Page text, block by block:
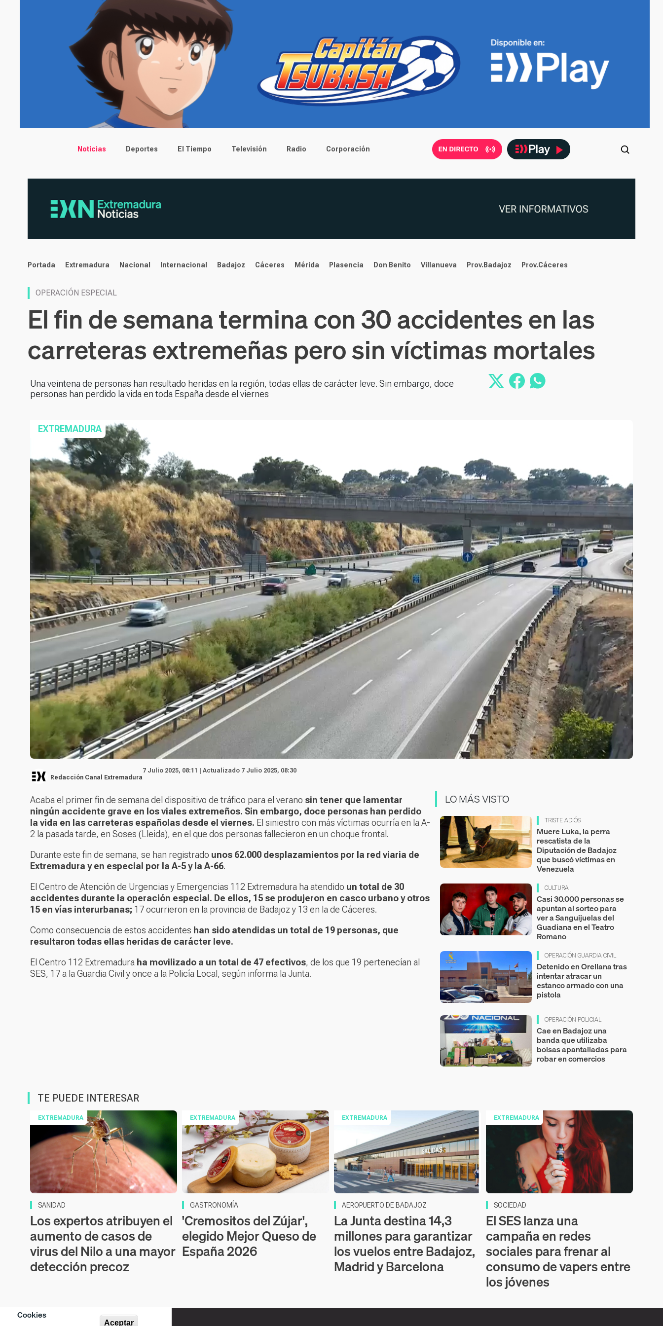
Cookies
Aceptar
Main menu
Noticias Deportes El Tiempo Televisión Radio Corporación
noticias
Portada Extremadura Nacional Internacional Badajoz Cáceres Mérida Plasencia Don Benito Villanueva Prov.Badajoz Prov.Cáceres
OPERACIÓN ESPECIAL
El fin de semana termina con 30 accidentes en las
carreteras extremeñas pero sin víctimas mortales
Una veintena de personas han resultado heridas en la región, todas ellas de carácter leve. Sin embargo, doce
personas han perdido la vida en toda España desde el viernes
EXTREMADURA
Redacción Canal Extremadura
7 Julio 2025, 08:11 | Actualizado 7 Julio 2025, 08:30
Acaba el primer fin de semana del dispositivo de tráfico para el verano sin tener que lamentar
ningún accidente grave en los viales extremeños. Sin embargo, doce personas han perdido
la vida en las carreteras españolas desde el viernes. El siniestro con más víctimas ocurría en la A-
2 la pasada tarde, en Soses (Lleida), en el que dos personas fallecieron en un choque frontal.
Durante este fin de semana, se han registrado unos 62.000 desplazamientos por la red viaria de
Extremadura y en especial por la A-5 y la A-66.
El Centro de Atención de Urgencias y Emergencias 112 Extremadura ha atendido un total de 30
accidentes durante la operación especial. De ellos, 15 se produjeron en casco urbano y otros
15 en vías interurbanas; 17 ocurrieron en la provincia de Badajoz y 13 en la de Cáceres.
Como consecuencia de estos accidentes han sido atendidas un total de 19 personas, que
resultaron todas ellas heridas de carácter leve.
El Centro 112 Extremadura ha movilizado a un total de 47 efectivos, de los que 19 pertenecían al
SES, 17 a la Guardia Civil y once a la Policía Local, según informa la Junta.
LO MÁS VISTO
TRISTE ADIÓS
Muere Luka, la perra
rescatista de la
Diputación de Badajoz
que buscó víctimas en
Venezuela
CULTURA
Casi 30.000 personas se
apuntan al sorteo para
ver a Sanguijuelas del
Guadiana en el Teatro
Romano
OPERACIÓN GUARDIA CIVIL
Detenido en Orellana tras
intentar atracar un
estanco armado con una
pistola
OPERACIÓN POLICIAL
Cae en Badajoz una
banda que utilizaba
bolsas apantalladas para
robar en comercios
TE PUEDE INTERESAR
EXTREMADURA
SANIDAD
Los expertos atribuyen el
aumento de casos de
virus del Nilo a una mayor
detección precoz
EXTREMADURA
GASTRONOMÍA
'Cremositos del Zújar',
elegido Mejor Queso de
España 2026
EXTREMADURA
AEROPUERTO DE BADAJOZ
La Junta destina 14,3
millones para garantizar
los vuelos entre Badajoz,
Madrid y Barcelona
EXTREMADURA
SOCIEDAD
El SES lanza una
campaña en redes
sociales para frenar al
consumo de vapers entre
los jóvenes